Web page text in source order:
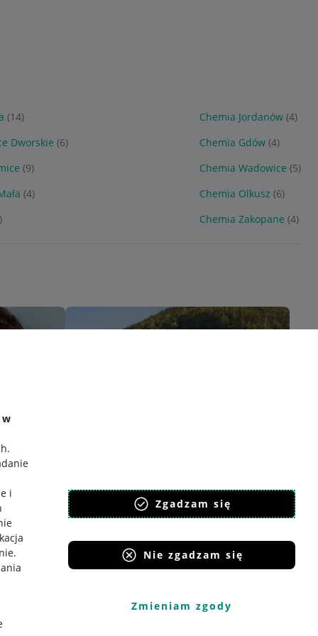
w
.
i
.
Zgadzam się
Nie zgadzam się
Zmieniam zgody
(14) Chemia Jordanów (4)
Dworskie (6) Chemia Gdów (4)
(9) Chemia Wadowice (5)
(4) Chemia Olkusz (6)
Chemia Zakopane (4)